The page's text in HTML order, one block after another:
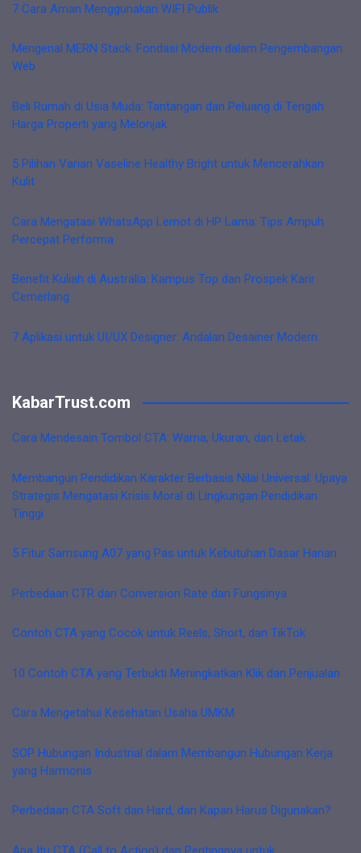
7 Cara Aman Menggunakan WIFI Publik
Mengenal MERN Stack: Fondasi Modern dalam Pengembangan
Web
Beli Rumah di Usia Muda: Tantangan dan Peluang di Tengah
Harga Properti yang Melonjak
5 Pilihan Varian Vaseline Healthy Bright untuk Mencerahkan
Kulit
Cara Mengatasi WhatsApp Lemot di HP Lama: Tips Ampuh
Percepat Performa
Benefit Kuliah di Australia: Kampus Top dan Prospek Karir
Cemerlang
7 Aplikasi untuk UI/UX Designer: Andalan Desainer Modern
KabarTrust.com
Cara Mendesain Tombol CTA: Warna, Ukuran, dan Letak
Membangun Pendidikan Karakter Berbasis Nilai Universal: Upaya
Strategis Mengatasi Krisis Moral di Lingkungan Pendidikan
Tinggi
5 Fitur Samsung A07 yang Pas untuk Kebutuhan Dasar Harian
Perbedaan CTR dan Conversion Rate dan Fungsinya
Contoh CTA yang Cocok untuk Reels, Short, dan TikTok
10 Contoh CTA yang Terbukti Meningkatkan Klik dan Penjualan
Cara Mengetahui Kesehatan Usaha UMKM
SOP Hubungan Industrial dalam Membangun Hubungan Kerja
yang Harmonis
Perbedaan CTA Soft dan Hard, dan Kapan Harus Digunakan?